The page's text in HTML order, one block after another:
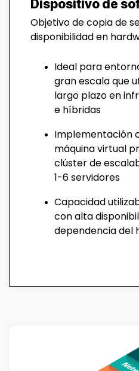
Dispositivo de
Objetivo de copia de
disponibilidad en
Ideal para
gran escala que
largo plazo en
e híbridas
Implementación
máquina virtual
clúster de
1-6 servidores
Capacidad
con alta
dependencia del